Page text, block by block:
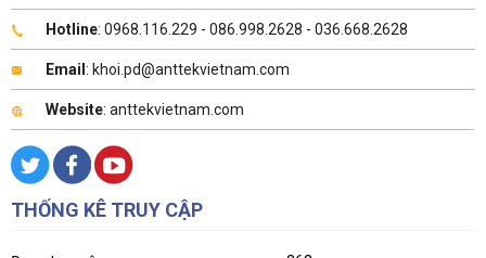
Hotline: 0968.116.229 - 086.998.2628 - 036.668.2628
Email : khoi.pd@anttekvietnam.com
Website: anttekvietnam.com
THỐNG KÊ TRUY CẬP